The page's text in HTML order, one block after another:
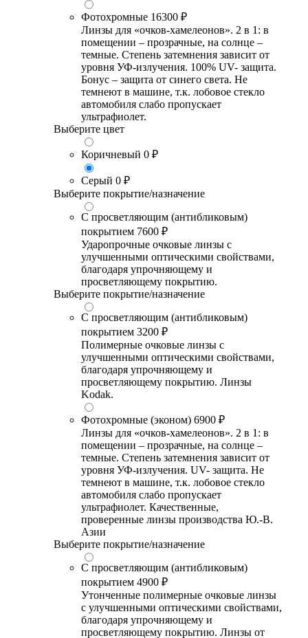
Фотохромные 16300 ₽
Линзы для «очков-хамелеонов». 2 в 1: в
помещении – прозрачные, на солнце –
темные. Степень затемнения зависит от
уровня УФ-излучения. 100% UV- защита.
Бонус – защита от синего света. Не
темнеют в машине, т.к. лобовое стекло
автомобиля слабо пропускает
ультрафиолет.
Выберите цвет
Коричневый 0 ₽
Серый 0 ₽
Выберите покрытие/назначение
С просветляющим (антибликовым)
покрытием 7600 ₽
Ударопрочные очковые линзы с
улучшенными оптическими свойствами,
благодаря упрочняющему и
просветляющему покрытию.
Выберите покрытие/назначение
С просветляющим (антибликовым)
покрытием 3200 ₽
Полимерные очковые линзы с
улучшенными оптическими свойствами,
благодаря упрочняющему и
просветляющему покрытию. Линзы
Kodak.
Фотохромные (эконом) 6900 ₽
Линзы для «очков-хамелеонов». 2 в 1: в
помещении – прозрачные, на солнце –
темные. Степень затемнения зависит от
уровня УФ-излучения. UV- защита. Не
темнеют в машине, т.к. лобовое стекло
автомобиля слабо пропускает
ультрафиолет. Качественные,
проверенные линзы производства Ю.-В.
Азии
Выберите покрытие/назначение
С просветляющим (антибликовым)
покрытием 4900 ₽
Утонченные полимерные очковые линзы
с улучшенными оптическими свойствами,
благодаря упрочняющему и
просветляющему покрытию. Линзы от